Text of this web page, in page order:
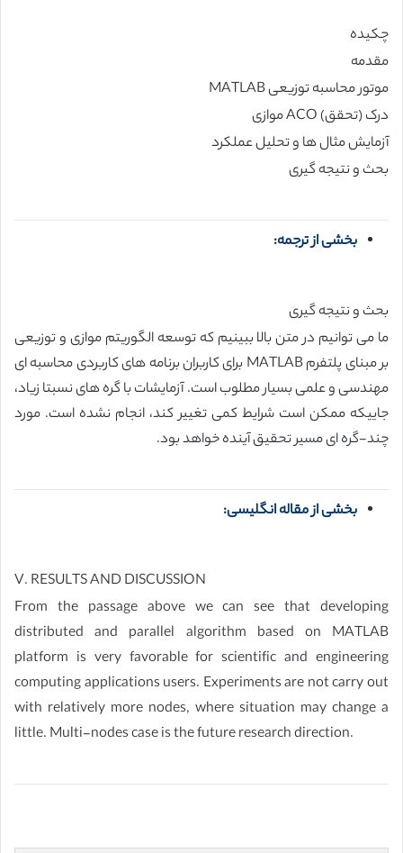
چکیده
مقدمه
موتور محاسبه توزیعی MATLAB
درک (تحقق) ACO موازی
آزمایش مثال ها و تحلیل عملکرد
بحث و نتیجه گیری
بخشی از ترجمه:
بحث و نتیجه گیری
ما می توانیم در متن بالا ببینیم که توسعه الگوریتم موازی و توزیعی
بر مبنای پلتفرم MATLAB برای کاربران برنامه های کاربردی محاسبه ای
مهندسی و علمی بسیار مطلوب است. آزمایشات با گره های نسبتا زیاد،
جاییکه ممکن است شرایط کمی تغییر کند، انجام نشده است. مورد
چند-گره ای مسیر تحقیق آینده خواهد بود.
بخشی از مقاله انگلیسی:
V. RESULTS AND DISCUSSION
From the passage above we can see that developing
distributed and parallel algorithm based on MATLAB
platform is very favorable for scientific and engineering
computing applications users. Experiments are not carry out
with relatively more nodes, where situation may change a
little. Multi-nodes case is the future research direction.